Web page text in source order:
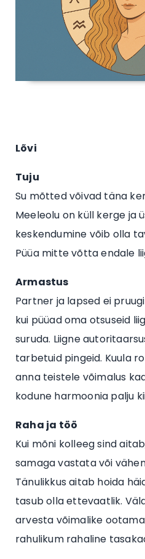
Lõvi
Tuju
Su mõtted võivad täna
Meeleolu on küll kerge ja
keskendumine võib olla
Püüa mitte võtta endale
Armastus
Partner ja lapsed ei
kui püüad oma otsuseid
suruda. Liigne
tarbetuid pingeid. Kuula
anna teistele võimalus
kodune harmoonia palju
Raha ja töö
Kui mõni kolleeg sind
samaga vastata või
Tänulikkus aitab hoida
tasub olla ettevaatlik.
arvesta võimalike
rahulikum rahaline